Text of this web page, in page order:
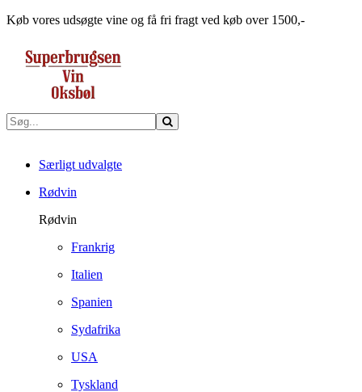
Køb vores udsøgte vine og få fri fragt ved køb over 1500,-
Særligt udvalgte
Rødvin
Rødvin
Frankrig
Italien
Spanien
Sydafrika
USA
Tyskland